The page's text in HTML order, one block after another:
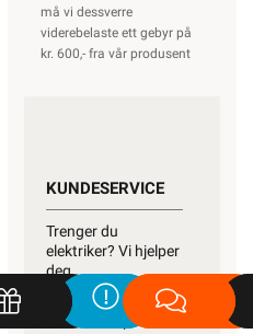
må vi dessverre
viderebelaste ett gebyr på
kr. 600,- fra vår produsent
KUNDESERVICE
Trenger du
elektriker? Vi hjelper
deg
Kontakt oss
Ofte stilte spørsmål